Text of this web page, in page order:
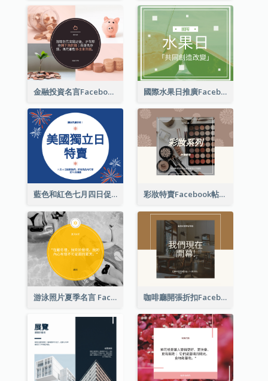
金融投資名言Facebook帖子 國際水果日推廣Facebook帖子
藍色和紅色七月四日促銷 Facebook 帖子 彩妝特賣Facebook帖子
游泳照片夏季名言 Facebook 帖子 咖啡廳開張折扣Facebook帖子